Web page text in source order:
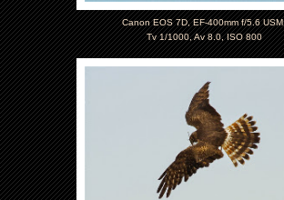
Canon EOS 7D, EF-400mm f/5.6
Tv 1/1000, Av 8.0, ISO 800